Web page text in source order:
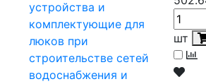
устройства и
комплектующие для
люков при
строительстве сетей
водоснабжения и
шт